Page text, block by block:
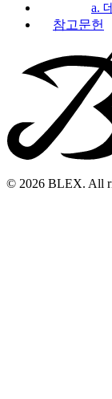
a.
참고문헌
© 2026 BLEX. All